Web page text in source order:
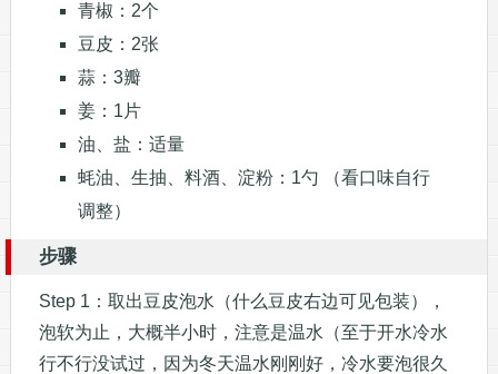
青椒：2个
豆皮：2张
蒜：3瓣
姜：1片
油、盐：适量
蚝油、生抽、料酒、淀粉：1勺 （看口味自行
调整）
步骤
Step 1：取出豆皮泡水（什么豆皮右边可见包装），
泡软为止，大概半小时，注意是温水（至于开水冷水
行不行没试过，因为冬天温水刚刚好，冷水要泡很久